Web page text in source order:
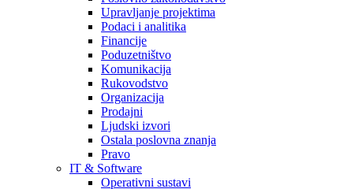
Upravljanje projektima
Podaci i analitika
Financije
Poduzetništvo
Komunikacija
Rukovodstvo
Organizacija
Prodajni
Ljudski izvori
Ostala poslovna znanja
Pravo
IT & Software
Operativni sustavi